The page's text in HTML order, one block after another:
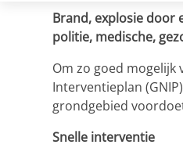
Brand, explosie door
politie, medische,
Om zo goed mogelijk
Interventieplan
grondgebied
Snelle interventie